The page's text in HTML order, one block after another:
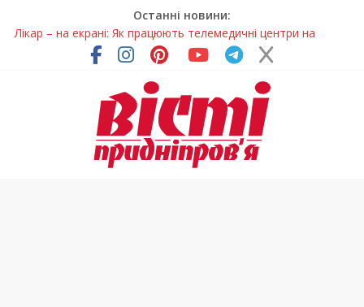
Останні новини:
Лікар – на екрані: Як працюють телемедичні центри на
Дніпропетровщині
У Дніпрі триває масштабна підготовка до опалювального
Пошуки тривають: на Дніпропетровщині досліджують місце
розташування легендарного монастиря (Фото)
Ветерани Дніпропетровщини отримують шанс на власне